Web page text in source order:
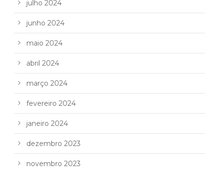
julho 2024
junho 2024
maio 2024
abril 2024
março 2024
fevereiro 2024
janeiro 2024
dezembro 2023
novembro 2023